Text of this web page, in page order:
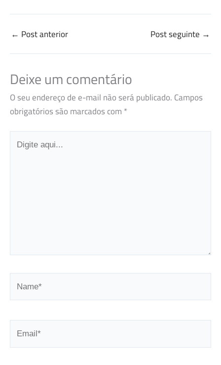
← Post anterior Post seguinte →
Deixe um comentário
O seu endereço de e-mail não será publicado.Campos
obrigatórios são marcados com*
Digite
aqui...
Name*
Email*